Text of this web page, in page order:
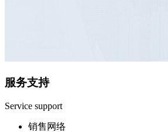
服务支持
Service support
销售网络